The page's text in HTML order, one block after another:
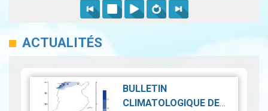
ACTUALITÉS
BULLETIN
CLIMATOLOGIQUE DE